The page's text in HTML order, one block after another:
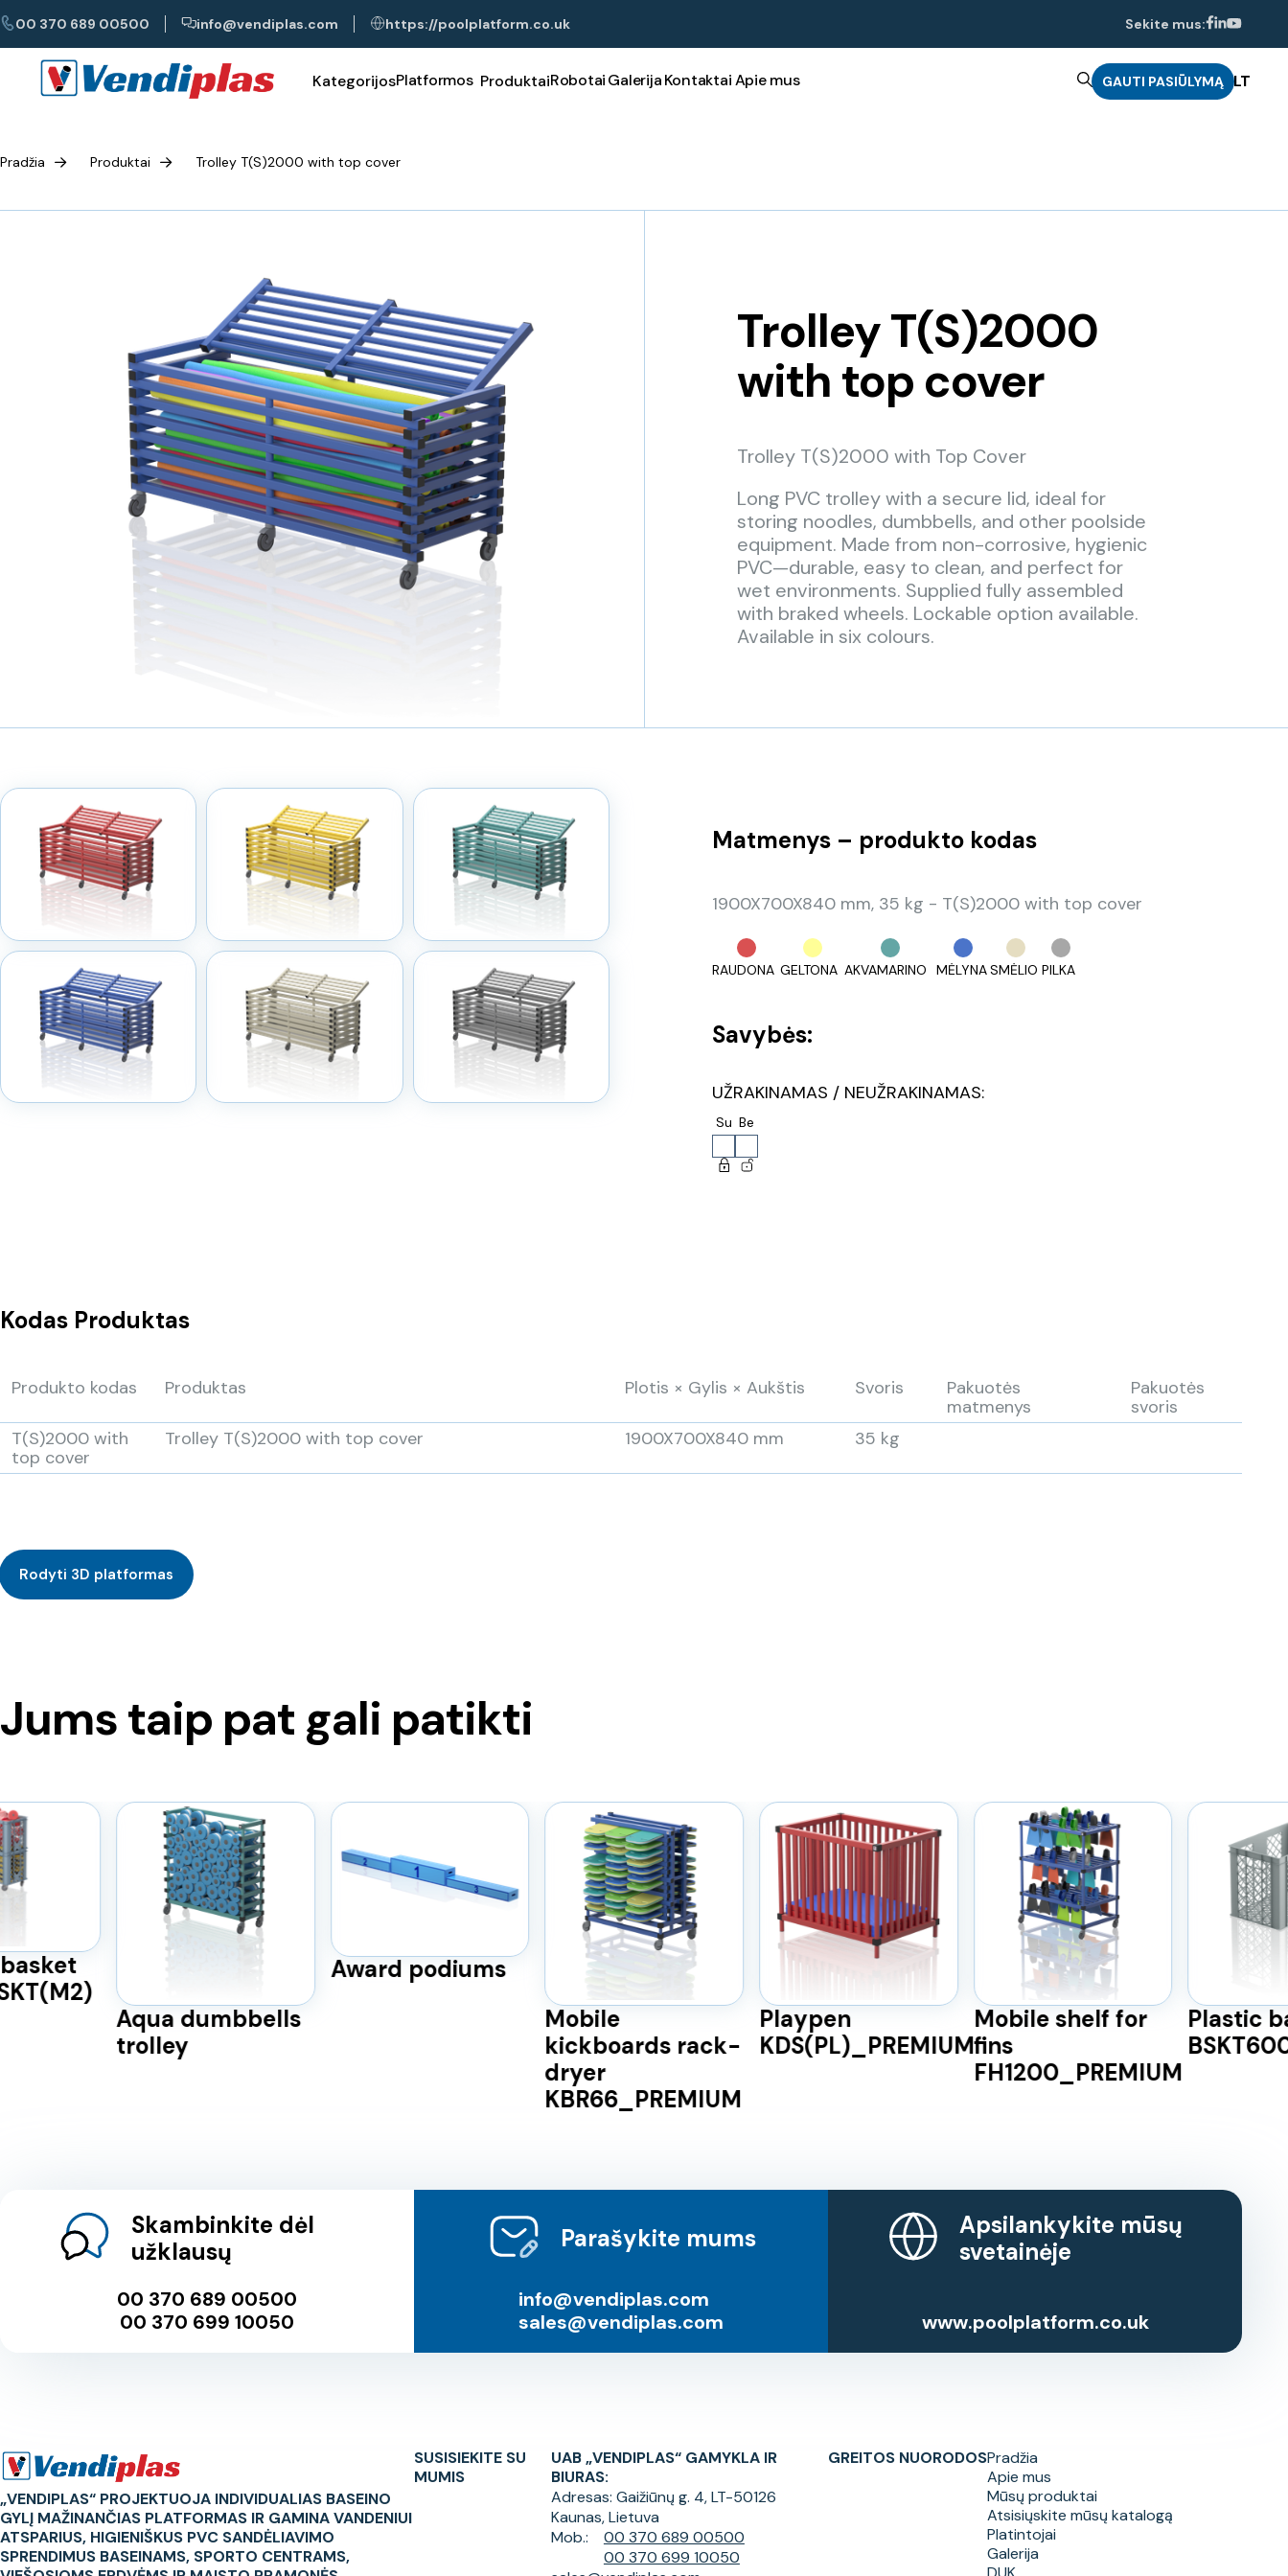
00 370 689 00500 info@vendiplas.com https://poolplatform.co.uk Sekite mus:
KategorijosPlatformos ProduktaiRobotaiGalerijaKontaktaiApie mus GAUTI PASIŪLYMĄ LT
Pradžia Produktai Trolley T(S)2000 with top cover
Trolley T(S)2000
with top cover
Trolley T(S)2000 with Top Cover
Long PVC trolley with a secure lid, ideal for
storing noodles, dumbbells, and other poolside
equipment. Made from non-corrosive, hygienic
PVC—durable, easy to clean, and perfect for
wet environments. Supplied fully assembled
with braked wheels. Lockable option available.
Available in six colours.
Matmenys – produkto kodas
1900X700X840 mm, 35 kg - T(S)2000 with top cover
RAUDONA GELTONA AKVAMARINO MĖLYNASMĖLIO PILKA
Savybės:
UŽRAKINAMAS / NEUŽRAKINAMAS:
Su Be
Kodas Produktas
Produkto kodas Produktas Plotis × Gylis × Aukštis Svoris
Pakuotės
matmenys
Pakuotės
svoris
T(S)2000 with
top cover
Trolley T(S)2000 with top cover 1900X700X840 mm 35 kg
Rodyti 3D platformas
Jums taip pat gali patikti
Aqua dumbbells
trolley
Award podiums
Mobile
kickboards rack-
dryer
KBR66_PREMIUM
Playpen
KDS(PL)_PREMIUM
Mobile shelf for
fins
FH1200_PREMIUM
Plastic
Skambinkite dėl
užklausų
00 370 689 00500
00 370 699 10050
Parašykite mums
info@vendiplas.com
sales@vendiplas.com
Apsilankykite mūsų
svetainėje
www.poolplatform.co.uk
„VENDIPLAS“ PROJEKTUOJA INDIVIDUALIAS BASEINO
GYLĮ MAŽINANČIAS PLATFORMAS IR GAMINA VANDENIUI
ATSPARIUS, HIGIENIŠKUS PVC SANDĖLIAVIMO
SPRENDIMUS BASEINAMS, SPORTO CENTRAMS,
SUSISIEKITE SU
MUMIS
UAB „VENDIPLAS“ GAMYKLA IR
BIURAS:
Adresas: Gaižiūnų g. 4, LT-50126
Kaunas, Lietuva
Mob.:
00 370 689 00500
00 370 699 10050
GREITOS NUORODOSPradžia
Apie mus
Mūsų produktai
Atsisiųskite mūsų katalogą
Platintojai
Galerija